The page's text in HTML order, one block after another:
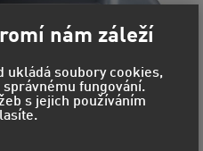
nám záleží
ukládá soubory cookies,
fungování.
s jejich používáním